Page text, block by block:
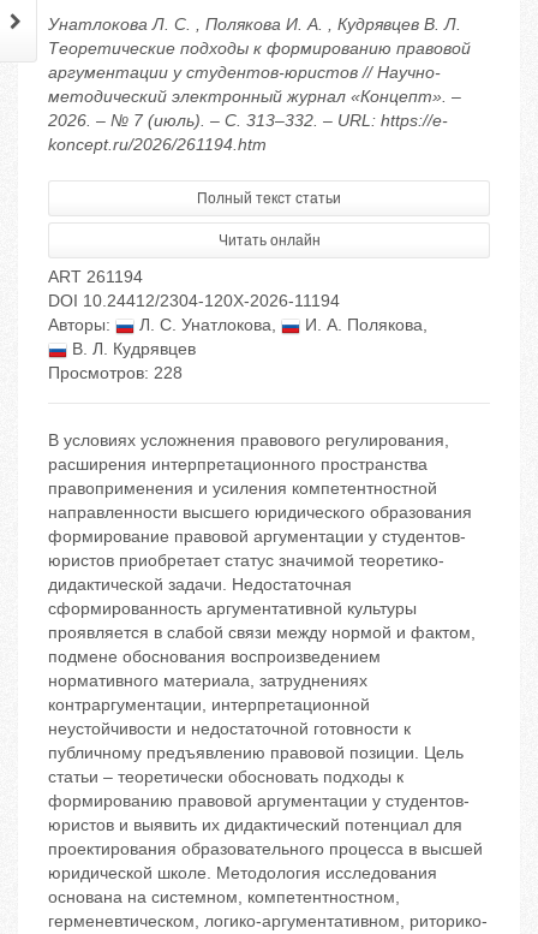
Унатлокова Л. С. , Полякова И. А. , Кудрявцев В. Л.
Теоретические подходы к формированию правовой
аргументации у студентов-юристов // Научно-
методический электронный журнал «Концепт». –
2026. – № 7 (июль). – С. 313–332. – URL: https://e-
koncept.ru/2026/261194.htm
Полный текст статьи
Читать онлайн
ART 261194
DOI 10.24412/2304-120X-2026-11194
Авторы:
Л. С. Унатлокова, И. А. Полякова,
В. Л. Кудрявцев
Просмотров: 228
В условиях усложнения правового регулирования,
расширения интерпретационного пространства
правоприменения и усиления компетентностной
направленности высшего юридического образования
формирование правовой аргументации у студентов-
юристов приобретает статус значимой теоретико-
дидактической задачи. Недостаточная
сформированность аргументативной культуры
проявляется в слабой связи между нормой и фактом,
подмене обоснования воспроизведением
нормативного материала, затруднениях
контраргументации, интерпретационной
неустойчивости и недостаточной готовности к
публичному предъявлению правовой позиции. Цель
статьи – теоретически обосновать подходы к
формированию правовой аргументации у студентов-
юристов и выявить их дидактический потенциал для
проектирования образовательного процесса в высшей
юридической школе. Методология исследования
основана на системном, компетентностном,
герменевтическом, логико-аргументативном, риторико-